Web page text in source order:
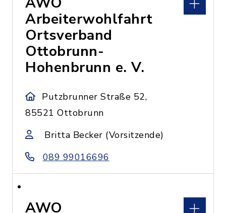
Arbeiterwohlfahrt
Ortsverband
Ottobrunn-
Hohenbrunn e. V.
Putzbrunner Straße 52,
85521 Ottobrunn
Britta Becker (Vorsitzende)
089 99016696
AWO